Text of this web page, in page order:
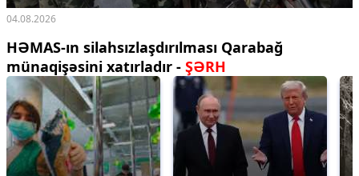
04.08.2026
HƏMAS-ın silahsızlaşdırılması Qarabağ
münaqişəsini xatırladır - ŞƏRH